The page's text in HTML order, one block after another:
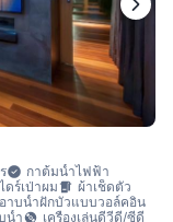
กาต้มน้ำไฟฟ้า
ไดร์เป่าผม
ผ้าเช็ดตัว
าบน้ำฝักบัวแบบวอล์คอิน
น้ำ
เครื่องเล่นดีวีดี/ซีดี